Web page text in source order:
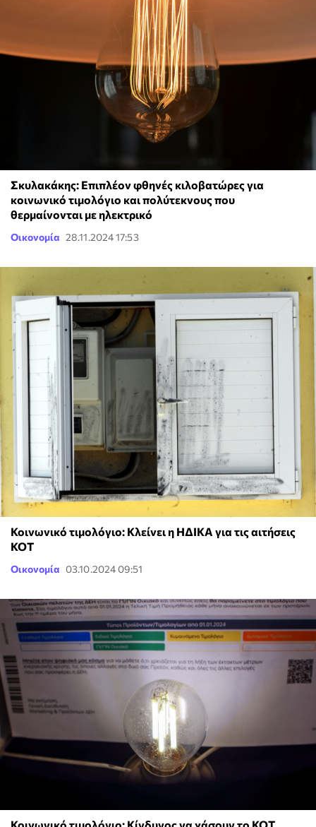
Σκυλακάκης: Επιπλέον φθηνές κιλοβατώρες για
κοινωνικό τιμολόγιο και πολύτεκνους που
θερμαίνονται με ηλεκτρικό
Οικονομία 28.11.2024 17:53
Κοινωνικό τιμολόγιο: Κλείνει η ΗΔΙΚΑ για τις αιτήσεις
ΚΟΤ
Οικονομία 03.10.2024 09:51